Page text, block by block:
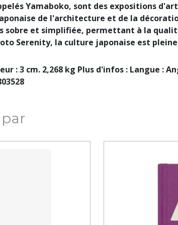
Yamaboko, sont des expositions
de l'architecture et de la
et simplifiée, permettant à la
Serenity, la culture japonaise est
: 3 cm. 2,268 kg Plus d'infos : Langue :